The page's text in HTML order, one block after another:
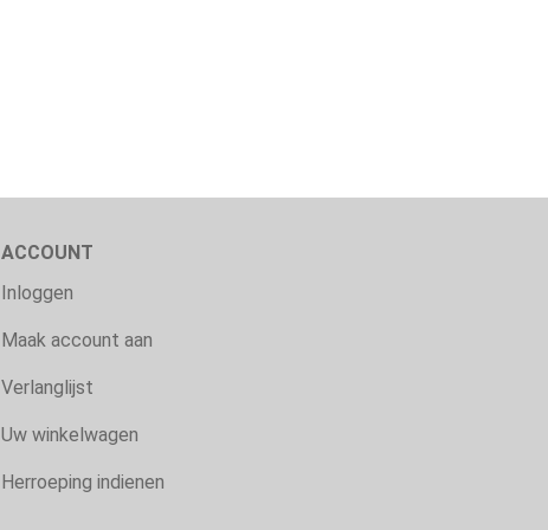
ACCOUNT
Inloggen
Maak account aan
Verlanglijst
Uw winkelwagen
Herroeping indienen